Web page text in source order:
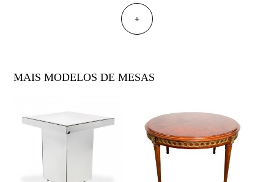
+
MAIS MODELOS DE MESAS